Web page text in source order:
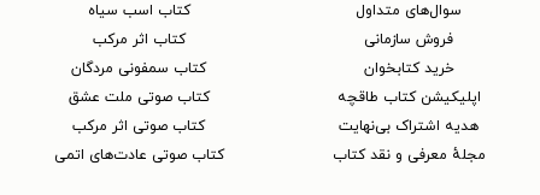
سوال‌های متداول
فروش سازمانی
خرید کتابخوان
اپلیکیشن کتاب طاقچه
هدیه اشتراک بی‌نهایت
مجلهٔ معرفی و نقد کتاب
کتاب اسب سیاه
کتاب اثر مرکب
کتاب سمفونی مردگان
کتاب صوتی ملت عشق
کتاب صوتی اثر مرکب
کتاب صوتی عادت‌های اتمی